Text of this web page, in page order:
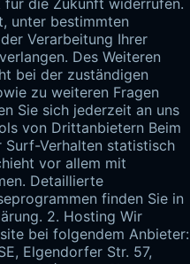
unter bestimmten
Verarbeitung Ihrer
Des Weiteren
bei der zuständigen
zu weiteren Fragen
Sie sich jederzeit an uns
von Drittanbietern Beim
Surf-Verhalten statistisch
vor allem mit
Detaillierte
finden Sie in
2. Hosting Wir
bei folgendem Anbieter:
Elgendorfer Str. 57,